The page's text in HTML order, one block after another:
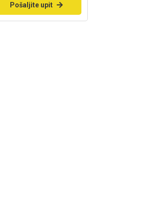
Pošaljite upit